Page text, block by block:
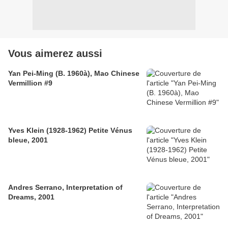
Vous aimerez aussi
Yan Pei-Ming (B. 1960à), Mao Chinese
Vermillion #9
Yves Klein (1928-1962) Petite Vénus
bleue, 2001
Andres Serrano, Interpretation of
Dreams, 2001